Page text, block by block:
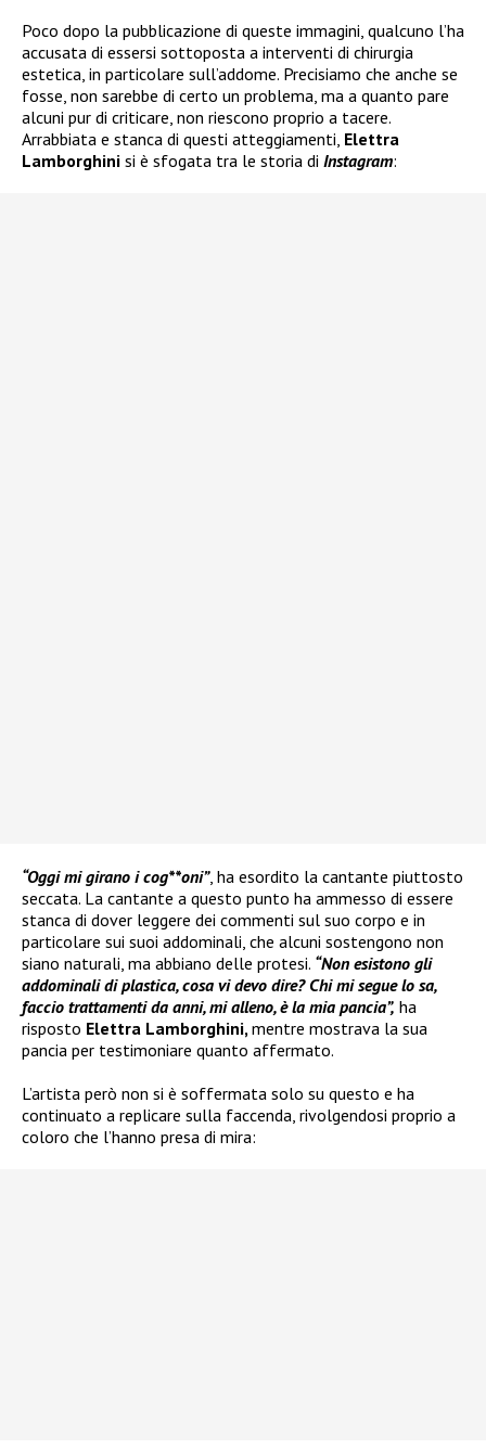
Poco dopo la pubblicazione di queste immagini, qualcuno l’ha
accusata di essersi sottoposta a interventi di chirurgia
estetica, in particolare sull’addome. Precisiamo che anche se
fosse, non sarebbe di certo un problema, ma a quanto pare
alcuni pur di criticare, non riescono proprio a tacere.
Arrabbiata e stanca di questi atteggiamenti, Elettra
Lamborghini si è sfogata tra le storia di Instagram:
“Oggi mi girano i cog**oni”, ha esordito la cantante piuttosto
seccata. La cantante a questo punto ha ammesso di essere
stanca di dover leggere dei commenti sul suo corpo e in
particolare sui suoi addominali, che alcuni sostengono non
siano naturali, ma abbiano delle protesi. “Non esistono gli
addominali di plastica, cosa vi devo dire? Chi mi segue lo sa,
faccio trattamenti da anni, mi alleno, è la mia pancia”, ha
risposto Elettra Lamborghini,mentre mostrava la sua
pancia per testimoniare quanto affermato.
L’artista però non si è soffermata solo su questo e ha
continuato a replicare sulla faccenda, rivolgendosi proprio a
coloro che l’hanno presa di mira: